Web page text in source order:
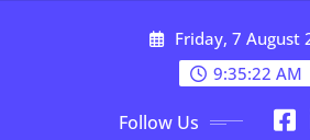
Friday, 7 August
9:35:23 AM
Follow Us